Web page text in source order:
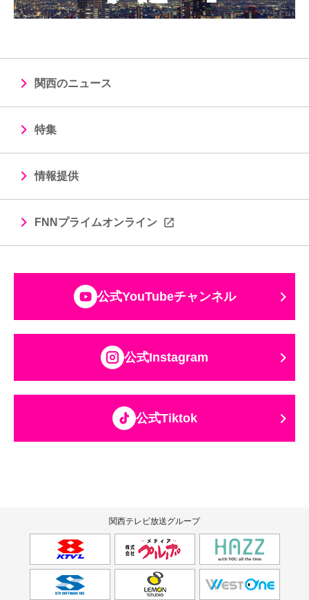
関西のニュース
特集
情報提供
FNNプライムオンライン
公式YouTubeチャンネル
公式Instagram
公式Tiktok
関西テレビ放送グループ